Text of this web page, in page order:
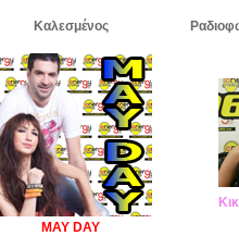
Καλεσμένος
MAY DAY